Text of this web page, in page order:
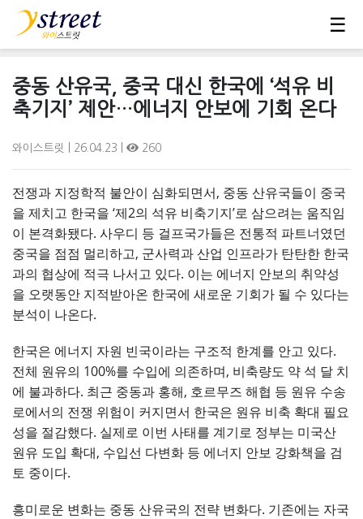
☰
중동 산유국, 중국 대신 한국에 ‘석유 비
축기지’ 제안…에너지 안보에 기회 온다
와이스트릿 | 26.04.23 | 260
전쟁과 지정학적 불안이 심화되면서, 중동 산유국들이 중국
을 제치고 한국을 ‘제2의 석유 비축기지’로 삼으려는 움직임
이 본격화됐다. 사우디 등 걸프국가들은 전통적 파트너였던
중국을 점점 멀리하고, 군사력과 산업 인프라가 탄탄한 한국
과의 협상에 적극 나서고 있다. 이는 에너지 안보의 취약성
을 오랫동안 지적받아온 한국에 새로운 기회가 될 수 있다는
분석이 나온다.
한국은 에너지 자원 빈국이라는 구조적 한계를 안고 있다.
전체 원유의 100%를 수입에 의존하며, 비축량도 약 석 달 치
에 불과하다. 최근 중동과 홍해, 호르무즈 해협 등 원유 수송
로에서의 전쟁 위험이 커지면서 한국은 원유 비축 확대 필요
성을 절감했다. 실제로 이번 사태를 계기로 정부는 미국산
원유 도입 확대, 수입선 다변화 등 에너지 안보 강화책을 검
토 중이다.
흥미로운 변화는 중동 산유국의 전략 변화다. 기존에는 자국